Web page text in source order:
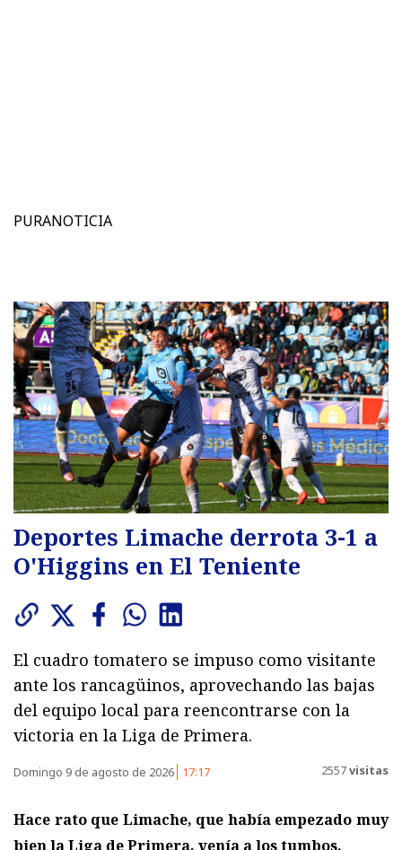
PURANOTICIA
Deportes Limache derrota 3-1 a
O'Higgins en El Teniente
El cuadro tomatero se impuso como visitante
ante los rancagüinos, aprovechando las bajas
del equipo local para reencontrarse con la
victoria en la Liga de Primera.
Domingo 9 de agosto de 2026 17:17 2557visitas
Hace rato que Limache, que había empezado muy
bien la Liga de Primera, venía a los tumbos.